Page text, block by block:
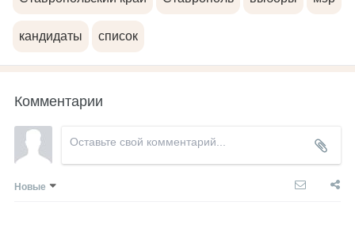
кандидаты список
Комментарии
Новые